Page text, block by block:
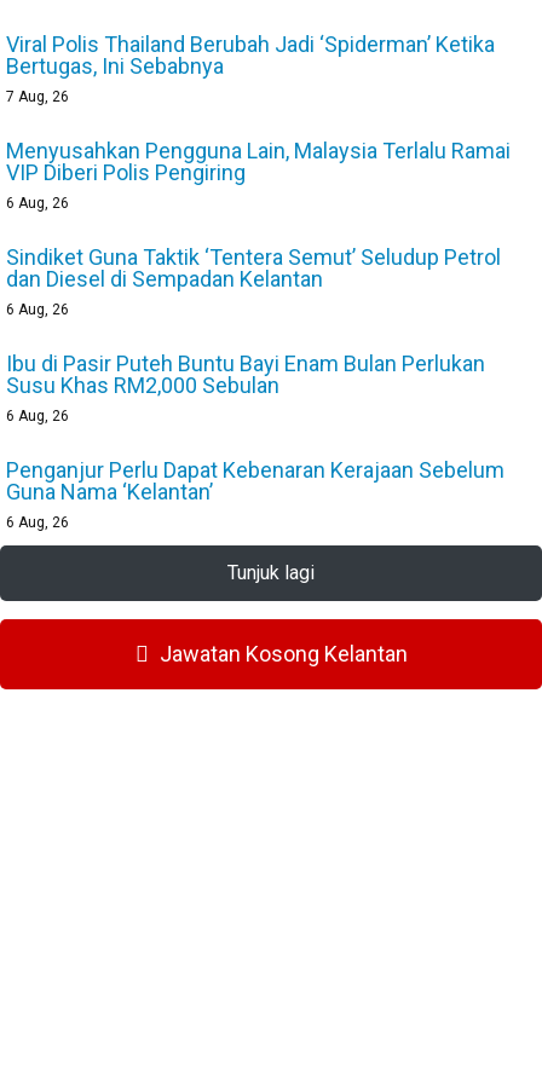
Viral Polis Thailand Berubah Jadi ‘Spiderman’ Ketika
Bertugas, Ini Sebabnya
7 Aug, 26
Menyusahkan Pengguna Lain, Malaysia Terlalu Ramai
VIP Diberi Polis Pengiring
6 Aug, 26
Sindiket Guna Taktik ‘Tentera Semut’ Seludup Petrol
dan Diesel di Sempadan Kelantan
6 Aug, 26
Ibu di Pasir Puteh Buntu Bayi Enam Bulan Perlukan
Susu Khas RM2,000 Sebulan
6 Aug, 26
Penganjur Perlu Dapat Kebenaran Kerajaan Sebelum
Guna Nama ‘Kelantan’
6 Aug, 26
Tunjuk lagi
Jawatan Kosong Kelantan